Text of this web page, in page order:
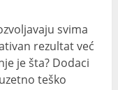
svima
rezultat već
je šta? Dodaci
teško